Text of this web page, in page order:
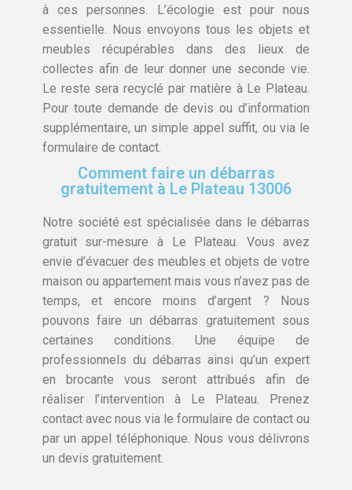
à ces personnes. L’écologie est pour nous
essentielle. Nous envoyons tous les objets et
meubles récupérables dans des lieux de
collectes afin de leur donner une seconde vie.
Le reste sera recyclé par matière à Le Plateau.
Pour toute demande de devis ou d’information
supplémentaire, un simple appel suffit, ou via le
formulaire de contact.
Comment faire un débarras
gratuitement à Le Plateau 13006
Notre société est spécialisée dans le débarras
gratuit sur-mesure à Le Plateau. Vous avez
envie d’évacuer des meubles et objets de votre
maison ou appartement mais vous n’avez pas de
temps, et encore moins d’argent ? Nous
pouvons faire un débarras gratuitement sous
certaines conditions. Une équipe de
professionnels du débarras ainsi qu’un expert
en brocante vous seront attribués afin de
réaliser l’intervention à Le Plateau. Prenez
contact avec nous via le formulaire de contact ou
par un appel téléphonique. Nous vous délivrons
un devis gratuitement.